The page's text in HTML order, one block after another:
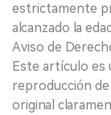
estrictamente
alcanzado la
Aviso de
Este artículo es
reproducción
original